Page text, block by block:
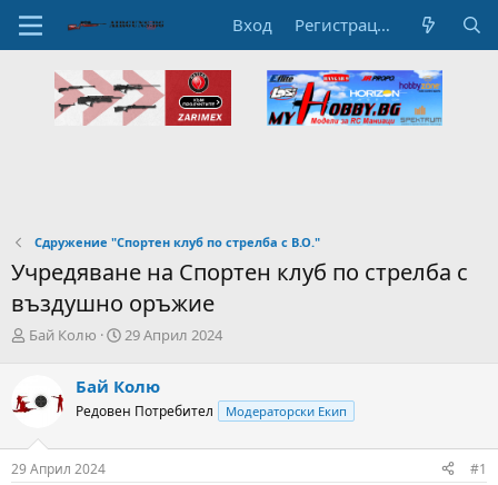
Вход Регистрация
Сдружение "Спортен клуб по стрелба с В.О."
Учредяване на Спортен клуб по стрелба с
въздушно оръжие
А
о
р
а
т
Бай Колю
Н
а
л
а
29 Април 2024
Бай Колю
Редовен Потребител Модераторски Екип
29 Април 2024 #1